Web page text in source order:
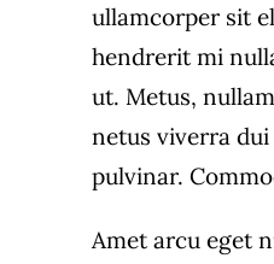
ullamcorper sit
hendrerit mi
ut. Metus,
netus viverra
pulvinar.
Amet arcu eget